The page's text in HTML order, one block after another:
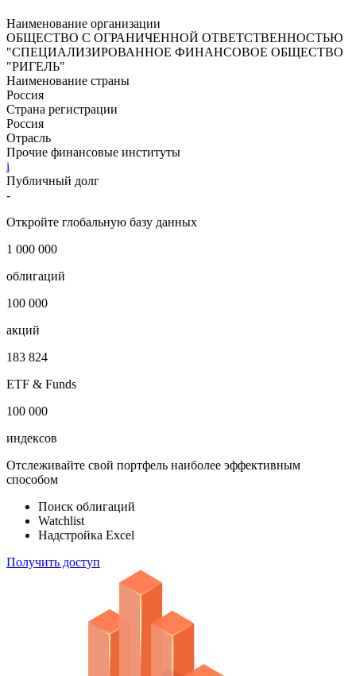
Наименование организации
ОБЩЕСТВО С ОГРАНИЧЕННОЙ ОТВЕТСТВЕННОСТЬЮ
"СПЕЦИАЛИЗИРОВАННОЕ ФИНАНСОВОЕ ОБЩЕСТВО
"РИГЕЛЬ"
Наименование страны
Россия
Страна регистрации
Россия
Отрасль
Прочие финансовые институты
i
Публичный долг
-
Откройте глобальную базу данных
1 000 000
облигаций
100 000
акций
183 824
ETF & Funds
100 000
индексов
Отслеживайте свой портфель наиболее эффективным
способом
Поиск облигаций
Watchlist
Надстройка Excel
Получить доступ